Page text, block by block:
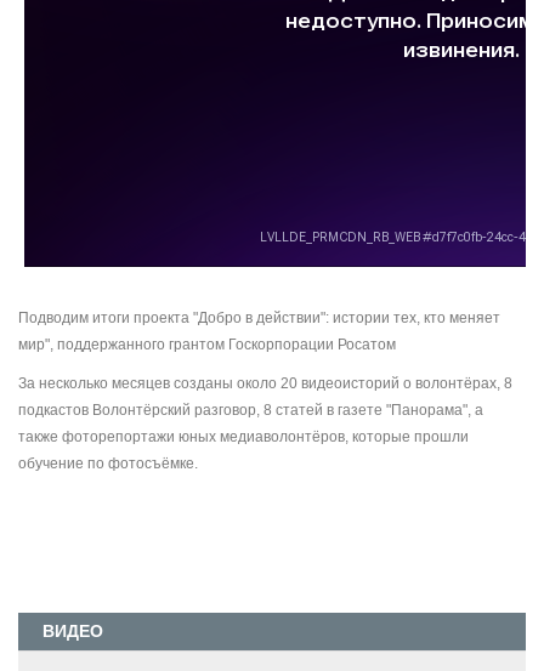
Подводим итоги проекта "Добро в действии": истории тех, кто меняет
мир", поддержанного грантом Госкорпорации Росатом
За несколько месяцев созданы около 20 видеоисторий о волонтёрах, 8
подкастов Волонтёрский разговор, 8 статей в газете "Панорама", а
также фоторепортажи юных медиаволонтёров, которые прошли
обучение по фотосъёмке.
ВИДЕО